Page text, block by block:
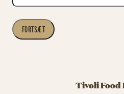
FORTSÆT
Tivoli Food